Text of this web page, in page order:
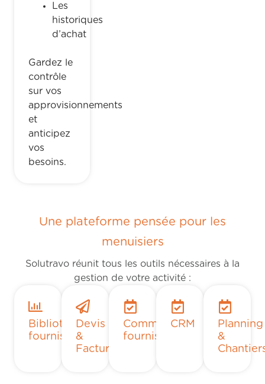
Les
historiques
d’achat
Gardez le
contrôle
sur vos
approvisionnements
et
anticipez
vos
besoins.
Une plateforme pensée pour les
menuisiers
Solutravo réunit tous les outils nécessaires à la
gestion de votre activité :
Bibliothèques
fournisseurs
Devis
&
Facturation
Commandes
fournisseurs
CRM
Planning
&